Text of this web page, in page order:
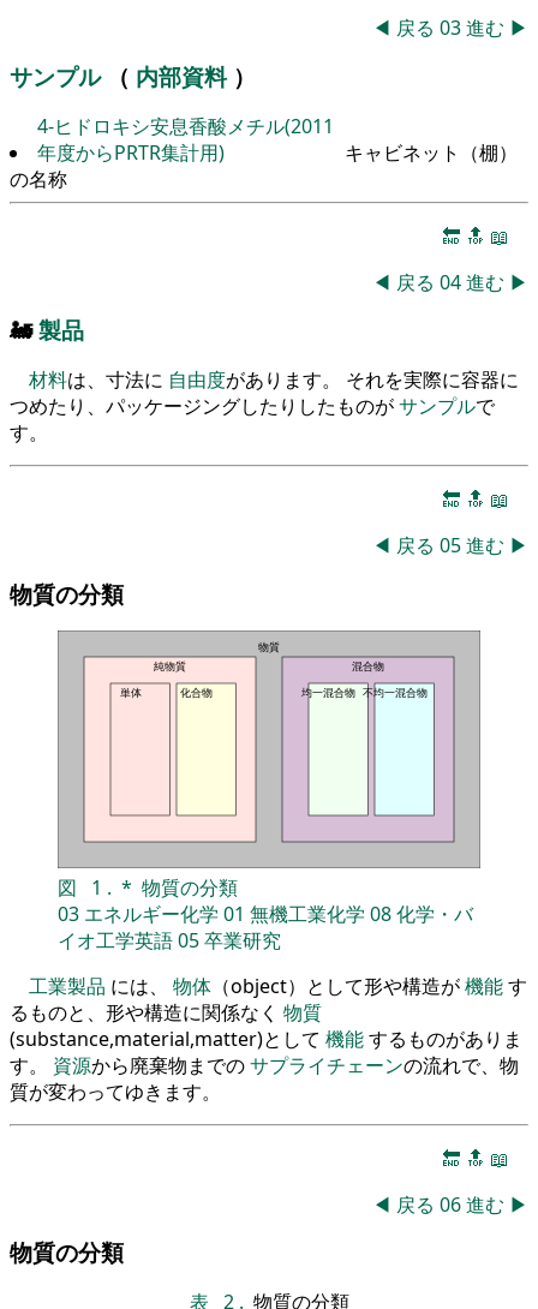
◀ 戻る 03進む ▶
サンプル （ 内部資料 ）
4-ヒドロキシ安息香酸メチル(2011
年度からPRTR集計用)
キャビネット（棚）
の名称
🔚 🔝 📖
◀ 戻る 04進む ▶
🚂製品
材料は、寸法に 自由度があります。 それを実際に容器に
つめたり、パッケージングしたりしたものがサンプルで
す。
🔚 🔝 📖
◀ 戻る 05進む ▶
物質の分類
物質
純物質
単体
化合物
混合物
均一混合物 不均一混合物
図 1 . * 物質の分類
03 エネルギー化学 01 無機工業化学 08化学・バ
イオ工学英語05卒業研究
工業製品 には、 物体 （object）として形や構造が機能す
るものと、形や構造に関係なく 物質
(substance,material,matter)として 機能するものがありま
す。 資源から廃棄物までのサプライチェーンの流れで、物
質が変わってゆきます。
🔚 🔝 📖
◀ 戻る 06進む ▶
物質の分類
表 2 . 物質の分類